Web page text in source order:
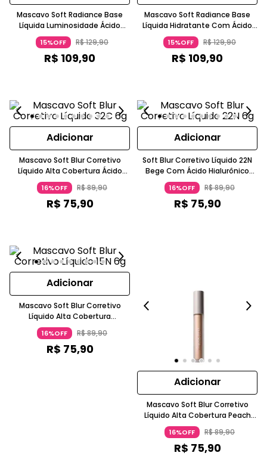
Mascavo Soft Radiance Base
Líquida Luminosidade Ácido
Hialurônico Caramelo 60N
MASCAVO
15%OFF R$129,90
R$ 109,90
Mascavo Soft Radiance Base
Líquida Hidratante Com Ácido
Hialurônico Niacinamida
Caramelo MASCAVO
15%OFF R$129,90
R$ 109,90
Adicionar
Mascavo Soft Blur Corretivo
Líquido Alta Cobertura Ácido
Hialurônico Tom32C Caramelo
MASCAVO
16%OFF R$89,90
R$ 75,90
Adicionar
Soft Blur Corretivo Líquido 22N
Bege Com Ácido Hialurônico
MASCAVO
16%OFF R$89,90
R$ 75,90
Adicionar
Mascavo Soft Blur Corretivo
Líquido Alta Cobertura
Acabamento Natural Radiante
15N Bege Claro MASCAVO
16%OFF R$89,90
R$ 75,90
Adicionar
Mascavo Soft Blur Corretivo
Líquido Alta Cobertura Peach
Bege Claro Ácido Hialurônico
MASCAVO
16%OFF R$89,90
R$ 75,90